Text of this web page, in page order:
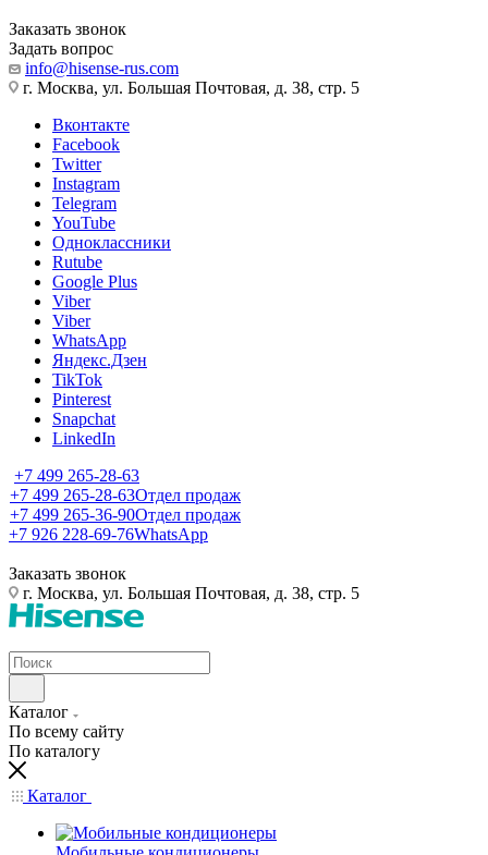
Заказать звонок
Задать вопрос
info@hisense-rus.com
г. Москва, ул. Большая Почтовая, д. 38, стр. 5
Вконтакте
Facebook
Twitter
Instagram
Telegram
YouTube
Одноклассники
Rutube
Google Plus
Viber
Viber
WhatsApp
Яндекс.Дзен
TikTok
Pinterest
Snapchat
LinkedIn
+7 499 265-28-63
+7 499 265-28-63Отдел продаж
+7 499 265-36-90Отдел продаж
+7 926 228-69-76WhatsApp
Заказать звонок
г. Москва, ул. Большая Почтовая, д. 38, стр. 5
Каталог
По всему сайту
По каталогу
Каталог